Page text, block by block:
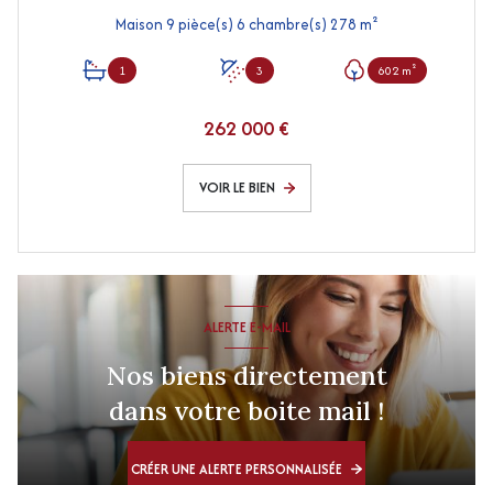
Maison 9 pièce(s) 6 chambre(s) 278 m²
1 3 602 m²
262 000 €
VOIR LE BIEN
ALERTE E-MAIL
Nos biens directement
dans votre boite mail !
CRÉER UNE ALERTE PERSONNALISÉE